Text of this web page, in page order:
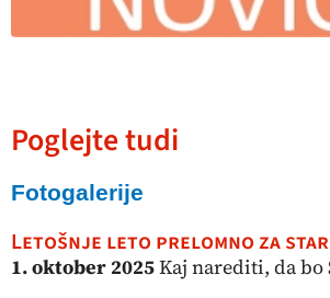
Poglejte tudi
Fotogalerije
Letošnje leto prelomno za
1. oktober 2025Kaj narediti, da bo